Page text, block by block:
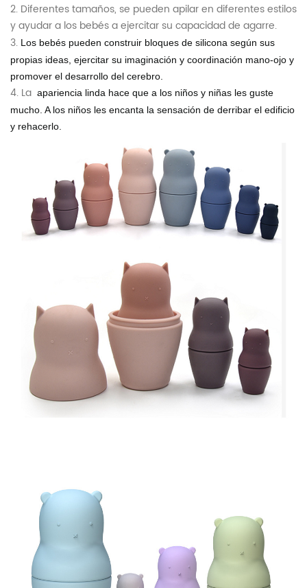
2. Diferentes tamaños, se pueden apilar en diferentes estilos
y ayudar a los bebés a ejercitar su capacidad de agarre.
3. Los bebés pueden construir bloques de silicona según sus
propias ideas, ejercitar su imaginación y coordinación mano-ojo y
promover el desarrollo del cerebro.
4. La apariencia linda hace que a los niños y niñas les guste
mucho. A los niños les encanta la sensación de derribar el edificio
y rehacerlo.